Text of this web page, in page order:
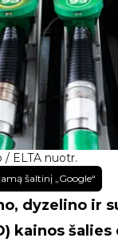
/ ELTA nuotr.
šaltinį „Google“
dyzelino ir
kainos šalies